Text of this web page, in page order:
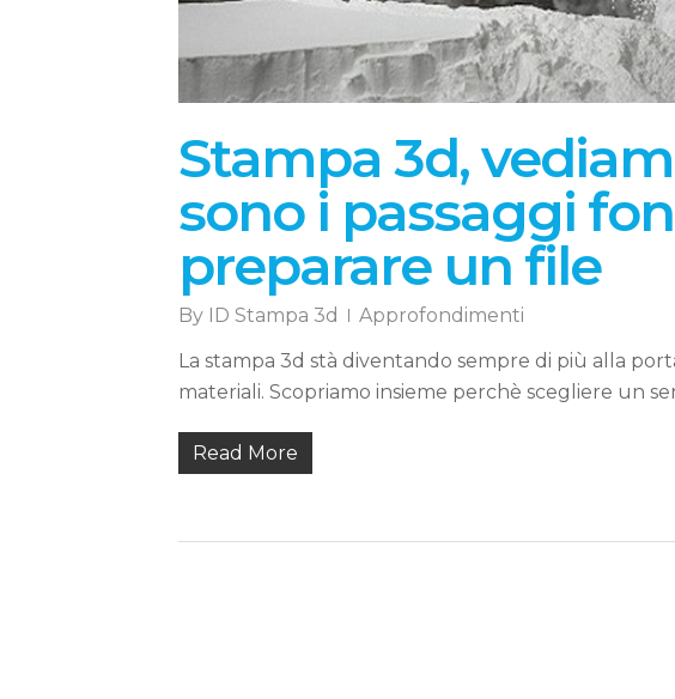
Stampa 3d,
sono i passaggi
preparare un file
By ID Stampa 3d
Approfondimenti
La stampa 3d stà diventando sempre di più alla
materiali. Scopriamo insieme perchè scegliere un
Read More